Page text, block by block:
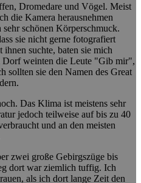
Dromedare und Vögel. Meist
die Kamera herausnehmen
schönen Körperschmuck.
sie nicht gerne fotografiert
suchte, baten sie mich
Dorf weinten die Leute "Gib mir",
sollten sie den Namen des Great
Das Klima ist meistens sehr
jedoch teilweise auf bis zu 40
und an den meisten
zwei große Gebirgszüge bis
dort war ziemlich tuffig. Ich
als ich dort lange Zeit den